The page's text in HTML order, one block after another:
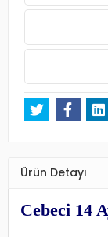
Ürün Detayı
Cebeci 14